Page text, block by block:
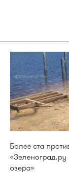
Более ста
«Зеленоград.ру
озера»